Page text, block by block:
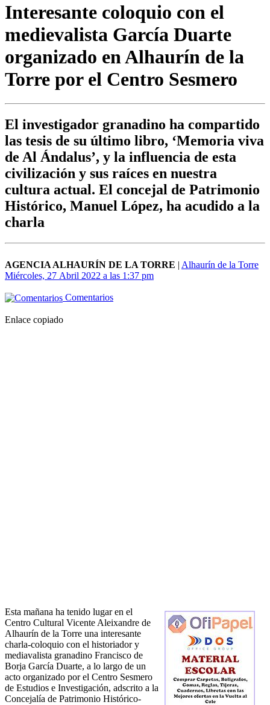
Interesante coloquio con el
medievalista García Duarte
organizado en Alhaurín de la
Torre por el Centro Sesmero
El investigador granadino ha compartido
las tesis de su último libro, ‘Memoria viva
de Al Ándalus’, y la influencia de esta
civilización y sus raíces en nuestra
cultura actual. El concejal de Patrimonio
Histórico, Manuel López, ha acudido a la
charla
AGENCIA ALHAURÍN DE LA TORRE | Alhaurín de la Torre
Miércoles, 27 Abril 2022 a las 1:37 pm
Comentarios
Enlace copiado
Esta mañana ha tenido lugar en el
Centro Cultural Vicente Aleixandre de
Alhaurín de la Torre una interesante
charla-coloquio con el historiador y
mediavalista granadino Francisco de
Borja García Duarte, a lo largo de un
acto organizado por el Centro Sesmero
de Estudios e Investigación, adscrito a la
Concejalía de Patrimonio Histórico-